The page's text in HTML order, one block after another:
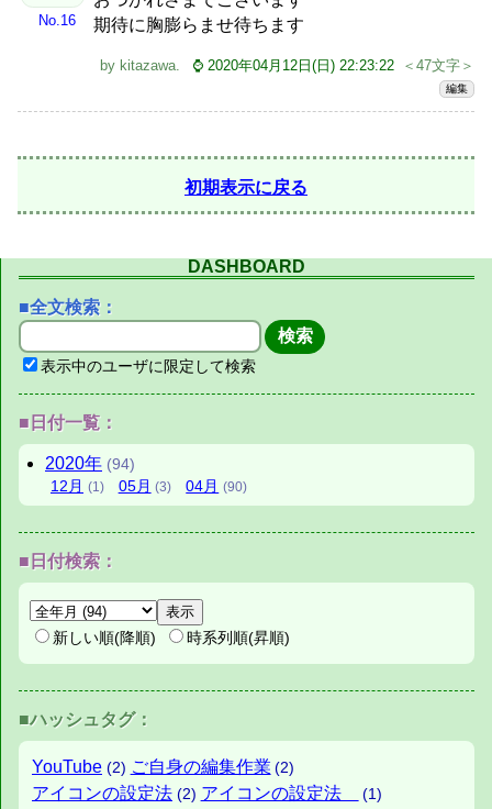
No.16
期待に胸膨らませ待ちます
by kitazawa. ⌚ 2020年04月12日(日) 22:23:22 ＜47文字＞
編集
初期表示に戻る
DASHBOARD
■全文検索：
表示中のユーザに限定して検索
■日付一覧：
2020年 (94)
12月 (1) 05月 (3) 04月 (90)
■日付検索：
新しい順(降順) 時系列順(昇順)
■ハッシュタグ：
YouTube (2) ご自身の編集作業 (2)
アイコンの設定法 (2) アイコンの設定法 (1)